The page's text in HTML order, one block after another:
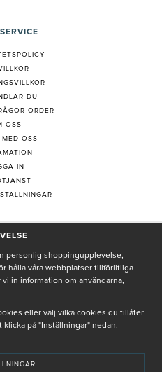
DU
ORDER
OSS
OSS
IN
NYHETSBREV
jag Seth och Sallyintegritetspolicy
användas till våra nyhetsbrev.
personlig shoppingupplevelse,
hålla våra webbplatser tillförlitliga
in information om användarna,
eller välj vilka cookies du tillåter
på "Inställningar" nedan.